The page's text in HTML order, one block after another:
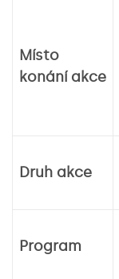
Místo
konání akce
Druh akce
Program